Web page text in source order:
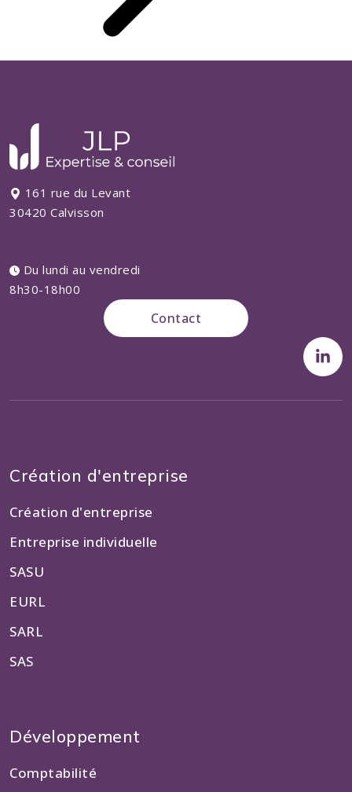
161 rue du Levant
30420 Calvisson
Du lundi au vendredi
8h30-18h00
Contact
Création d'entreprise
Création d'entreprise
Entreprise individuelle
SASU
EURL
SARL
SAS
Développement
Comptabilité